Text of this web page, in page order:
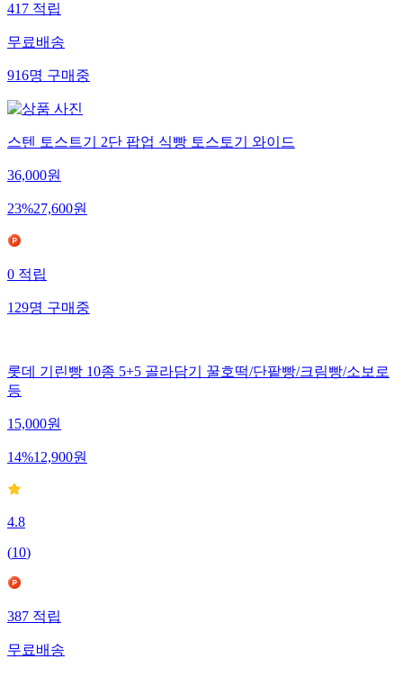
417 적립
무료배송
916명 구매중
스텐 토스트기 2단 팝업 식빵 토스토기 와이드
36,000원
23%27,600원
0 적립
129명 구매중
롯데 기린빵 10종 5+5 골라담기 꿀호떡/단팥빵/크림빵/소보로
등
15,000원
14%12,900원
4.8
(10)
387적립
무료배송